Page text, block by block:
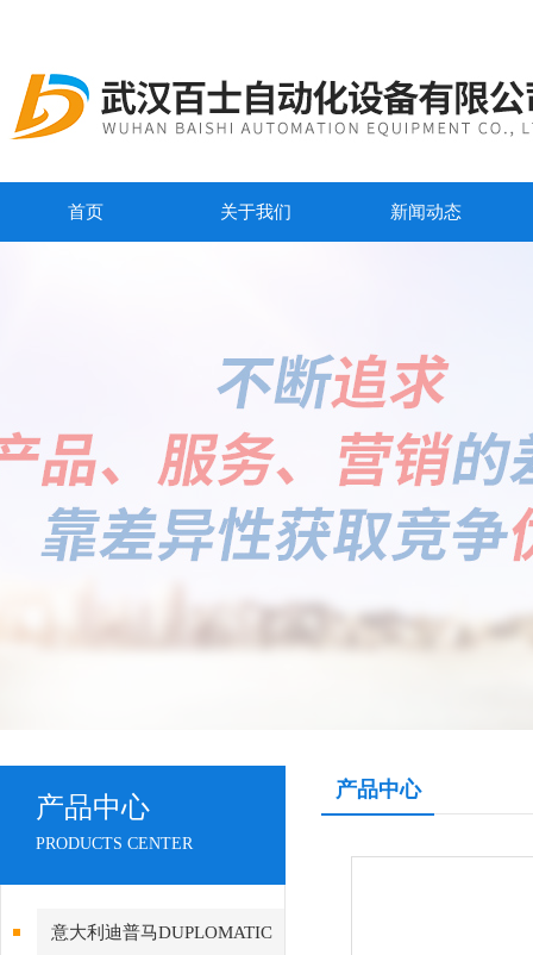
首页 关于我们 新闻动态
产品中心
PRODUCTS CENTER
意大利迪普马DUPLOMATIC
产品中心